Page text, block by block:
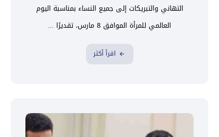
التهاني والتبريكات إلى جميع النساء بمناسبة اليوم
العالمي للمرأة الموافق 8 مارس، تقديرًا ...
اقرأ أكثر